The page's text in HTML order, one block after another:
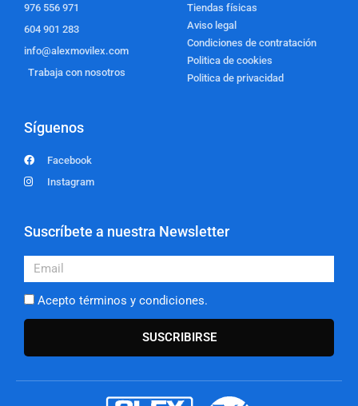
976 556 971
604 901 283
info@alexmovilex.com
Trabaja con nosotros
Tiendas físicas
Aviso legal
Condiciones de contratación
Politica de cookies
Politica de privacidad
Síguenos
Facebook
Instagram
Suscríbete a nuestra Newsletter
Email
Acepto términos y condiciones.
SUSCRIBIRSE